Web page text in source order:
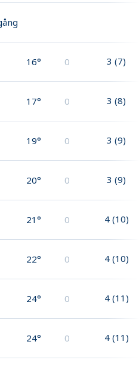
16° 0 3 (7)
17° 0 3 (8)
19° 0 3 (9)
20° 0 3 (9)
21° 0 4 (10)
22° 0 4 (10)
24° 0 4 (11)
24° 0 4 (11)